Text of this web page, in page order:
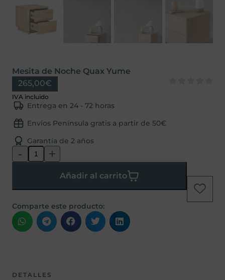
Mesita de Noche Quax Yume
265,00€
Entrega en 24 - 72 horas
Envíos Península gratis a partir de 50€
Garantía de 2 años
- +
Añadir al carrito
Comparte este producto:
DETALLES